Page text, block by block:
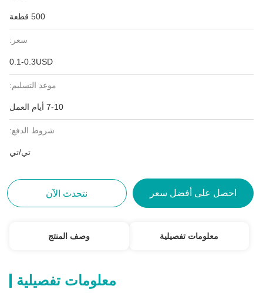
500 قطعة
سعر:
0.1-0.3USD
موعد التسليم:
7-10 أيام العمل
شروط الدفع:
تي/تي
احصل على أفضل سعر نتحدث الآن
معلومات تفصيلية وصف المنتج
معلومات تفصيلية